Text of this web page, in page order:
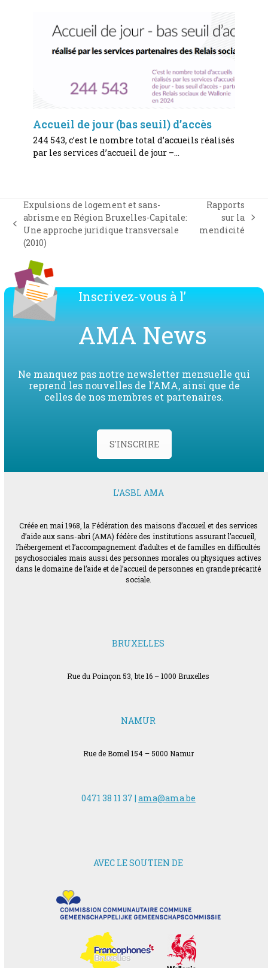
Accueil de jour (bas seuil) d’accès
244 543, c’est le nombre total d’accueils réalisés
par les services d’accueil de jour –…
previous
post:
Expulsions de logement et sans-
abrisme en Région Bruxelles-Capitale:
Une approche juridique transversale
(2010)
post:
Rapports
sur la
mendicité
Inscrivez-vous à l’
AMA News
Ne manquez pas notre newsletter mensuelle qui
reprend les nouvelles de l’AMA, ainsi que de
celles de nos membres et partenaires.
S'INSCRIRE
L’ASBL AMA
Créée en mai 1968, la Fédération des maisons d’accueil et des services
d’aide aux sans-abri (AMA) fédère des institutions assurant l’accueil,
l’hébergement et l’accompagnement d’adultes et de familles en difficultés
psychosociales mais aussi des personnes morales ou physiques actives
dans le domaine de l’aide et de l’accueil de personnes en grande précarité
sociale.
BRUXELLES
Rue du Poinçon 53, bte 16 – 1000 Bruxelles
NAMUR
Rue de Bomel 154 – 5000 Namur
0471 38 11 37 | ama@ama.be
AVEC LE SOUTIEN DE